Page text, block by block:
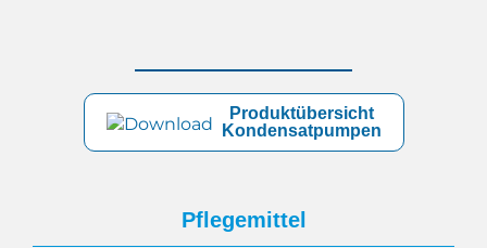
Produktübersicht
Kondensatpumpen
Pflegemittel